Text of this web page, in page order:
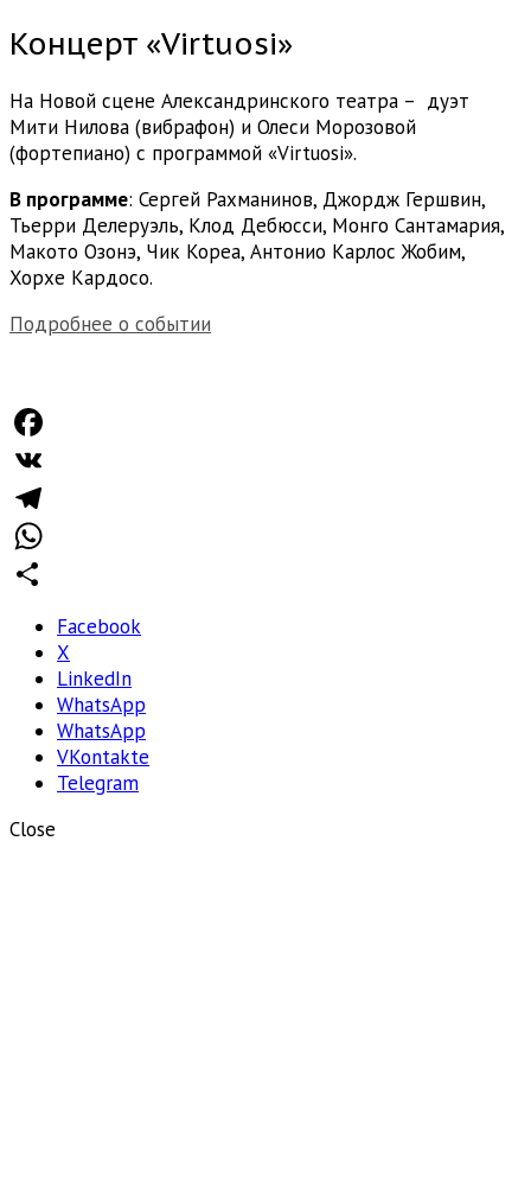
Концерт «Virtuosi»
На Новой сцене Александринского театра – дуэт
Мити Нилова (вибрафон) и Олеси Морозовой
(фортепиано) с программой «Virtuosi».
В программе: Сергей Рахманинов, Джордж Гершвин,
Тьерри Делеруэль, Клод Дебюсси, Монго Сантамария,
Макото Озонэ, Чик Кореа, Антонио Карлос Жобим,
Хорхе Кардосо.
Подробнее о событии
Facebook
VK
Telegram
WhatsApp
Facebook
X
LinkedIn
WhatsApp
WhatsApp
VKontakte
Telegram
Close